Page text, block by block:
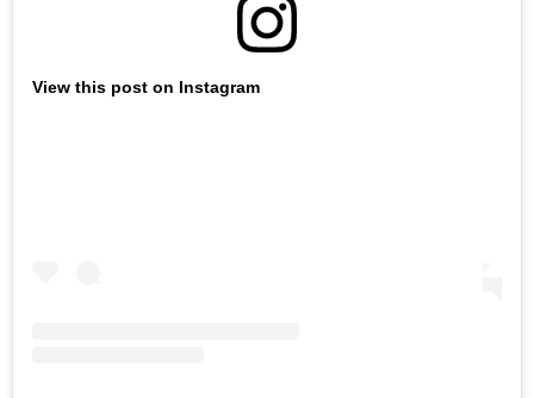
View this post on Instagram